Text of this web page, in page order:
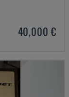
40,000 €